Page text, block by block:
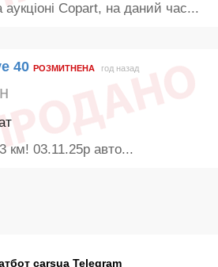
Copart, на даний час...
40 РОЗМИТНЕНА год назад
км! 03.11.25р авто...
carsua Telegram